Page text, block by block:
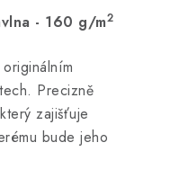
- 160 g/m2
Precizně
zajišťuje
bude jeho